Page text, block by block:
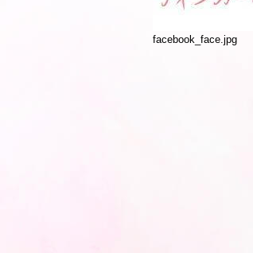
facebook_face.jpg